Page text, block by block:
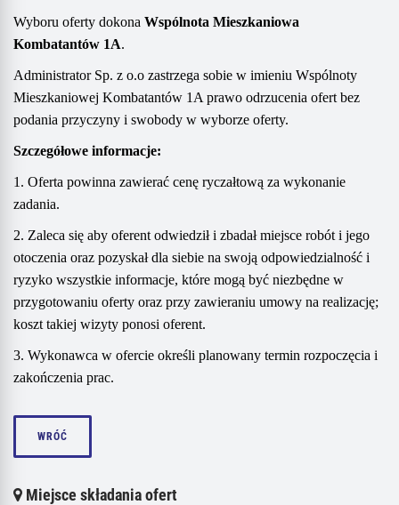
Wyboru oferty dokona Wspólnota Mieszkaniowa
Kombatantów 1A.
Administrator Sp. z o.o zastrzega sobie w imieniu Wspólnoty
Mieszkaniowej Kombatantów 1A prawo odrzucenia ofert bez
podania przyczyny i swobody w wyborze oferty.
Szczegółowe informacje:
1. Oferta powinna zawierać cenę ryczałtową za wykonanie
zadania.
2. Zaleca się aby oferent odwiedził i zbadał miejsce robót i jego
otoczenia oraz pozyskał dla siebie na swoją odpowiedzialność i
ryzyko wszystkie informacje, które mogą być niezbędne w
przygotowaniu oferty oraz przy zawieraniu umowy na realizację;
koszt takiej wizyty ponosi oferent.
3. Wykonawca w ofercie określi planowany termin rozpoczęcia i
zakończenia prac.
WRÓĆ
Miejsce składania ofert